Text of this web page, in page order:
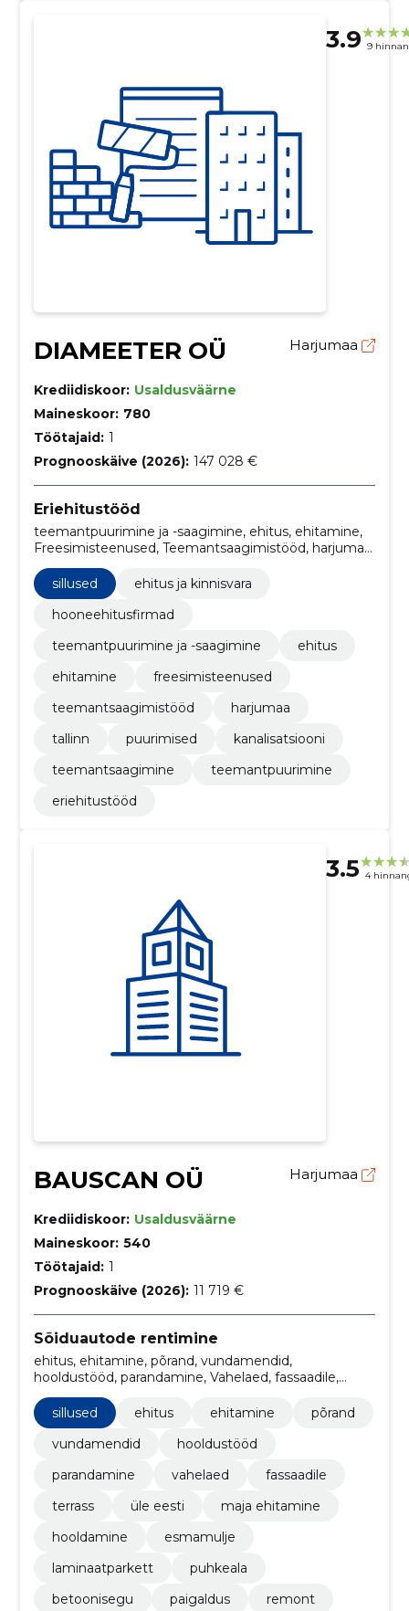
3.9 9
DIAMEETER OÜ Harjumaa
Krediidiskoor: Usaldusväärne
Maineskoor: 780
Töötajaid: 1
Prognooskäive (2026): 147 028 €
Eriehitustööd
teemantpuurimine ja -saagimine, ehitus, ehitamine,
Freesimisteenused, Teemantsaagimistööd, harjumaa,
Sillused, tallinn, puurimised, kanalisatsiooni
sillused
ehitus ja kinnisvara
hooneehitusfirmad
teemantpuurimine ja -saagimine
ehitus
ehitamine
freesimisteenused
teemantsaagimistööd
harjumaa
tallinn
puurimised
kanalisatsiooni
teemantsaagimine
teemantpuurimine
eriehitustööd
3.5 4
BAUSCAN OÜ Harjumaa
Krediidiskoor: Usaldusväärne
Maineskoor: 540
Töötajaid: 1
Prognooskäive (2026): 11 719 €
Sõiduautode rentimine
ehitus, ehitamine, põrand, vundamendid,
hooldustööd, parandamine, Vahelaed, fassaadile,
sillused
ehitus ehitamine
põrand
vundamendid
hooldustööd
parandamine
vahelaed
fassaadile
terrass
üle eesti
maja ehitamine
hooldamine
esmamulje
laminaatparkett
puhkeala
betoonisegu
paigaldus remont